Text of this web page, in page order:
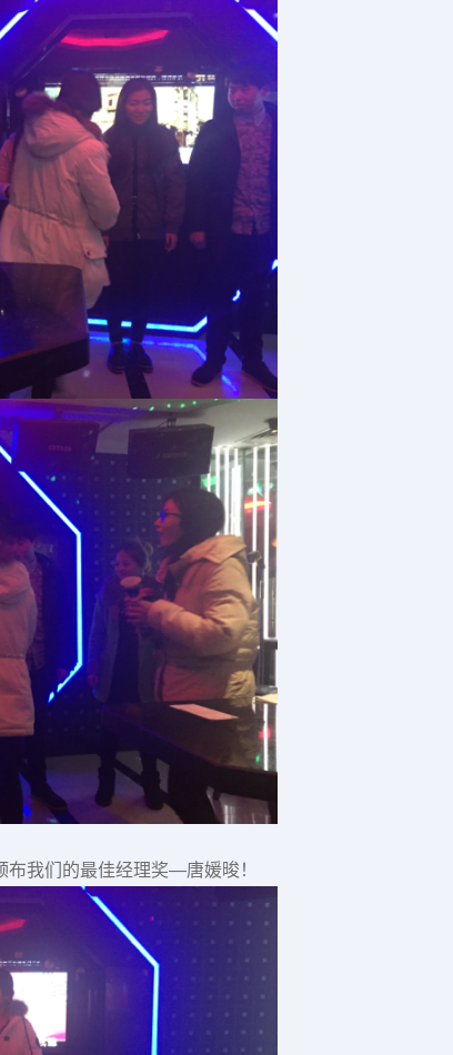
我们的最佳经理奖—唐媛晙！